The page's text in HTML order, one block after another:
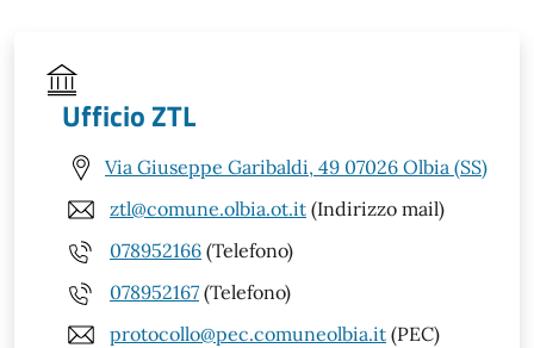
Ufficio ZTL
Via Giuseppe Garibaldi, 49 07026 Olbia (SS)
ztl@comune.olbia.ot.it (Indirizzo mail)
078952166 (Telefono)
078952167 (Telefono)
protocollo@pec.comuneolbia.it (PEC)